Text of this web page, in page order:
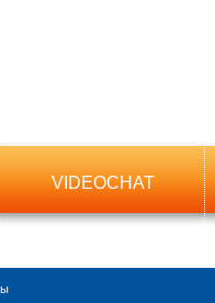
VIDEOCHAT